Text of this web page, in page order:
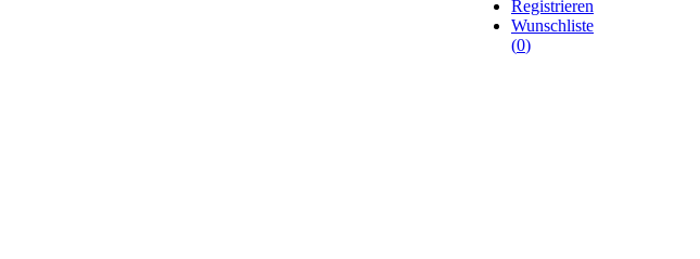
Registrieren
Wunschliste
(0)